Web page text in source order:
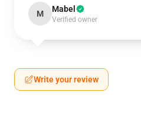
M Mabel
Verified owner
Write your review